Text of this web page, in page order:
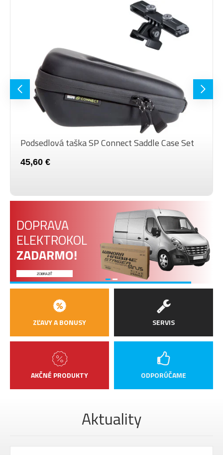
Podsedlová taška SP Connect Saddle Case Set
45,60 €
DOPRAVA
ELEKTROKOL
ZADARMO!
ZOBRAZIŤ
ZĽAVY A BONUSY
AKČNÉ PRODUKTY
SERVIS
ODPORÚČAME
Aktuality